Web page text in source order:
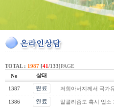
TOTAL : 1987 [41/133]PAGE
No
상태
1387 저희아버지께서 국가
1386 알콜리즘도 혹시 입소